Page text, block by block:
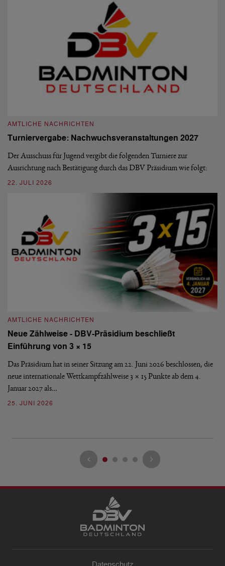
AMTLICHE NACHRICHTEN
Turniervergabe: Nachwuchsveranstaltungen 2027
Der Ausschuss für Jugend vergibt die folgenden Turniere zur
Ausrichtung nach Bestätigung durch das DBV Präsidium wie folgt:
22. JULI 2026
AMTLICHE NACHRICHTEN
Neue Zählweise - DBV-Präsidium beschließt
Einführung von 3 × 15
Das Präsidium hat in seiner Sitzung am 22. Juni 2026 beschlossen, die
neue internationale Wettkampfzählweise 3 × 15 Punkte ab dem 4.
Januar 2027 als…
25. JUNI 2026